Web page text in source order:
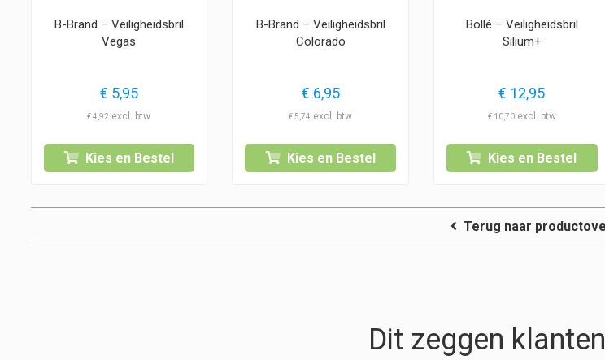
B-Brand – Veiligheidsbril
Vegas
€ 5,95
€4,92
Kies en Bestel
B-Brand – Veiligheidsbril
Colorado
€ 6,95
€5,74
Kies en Bestel
Bollé – Veiligheidsbril
Silium+
€ 12,95
€10,70
Kies en Bestel
Terug naar
Dit zeggen